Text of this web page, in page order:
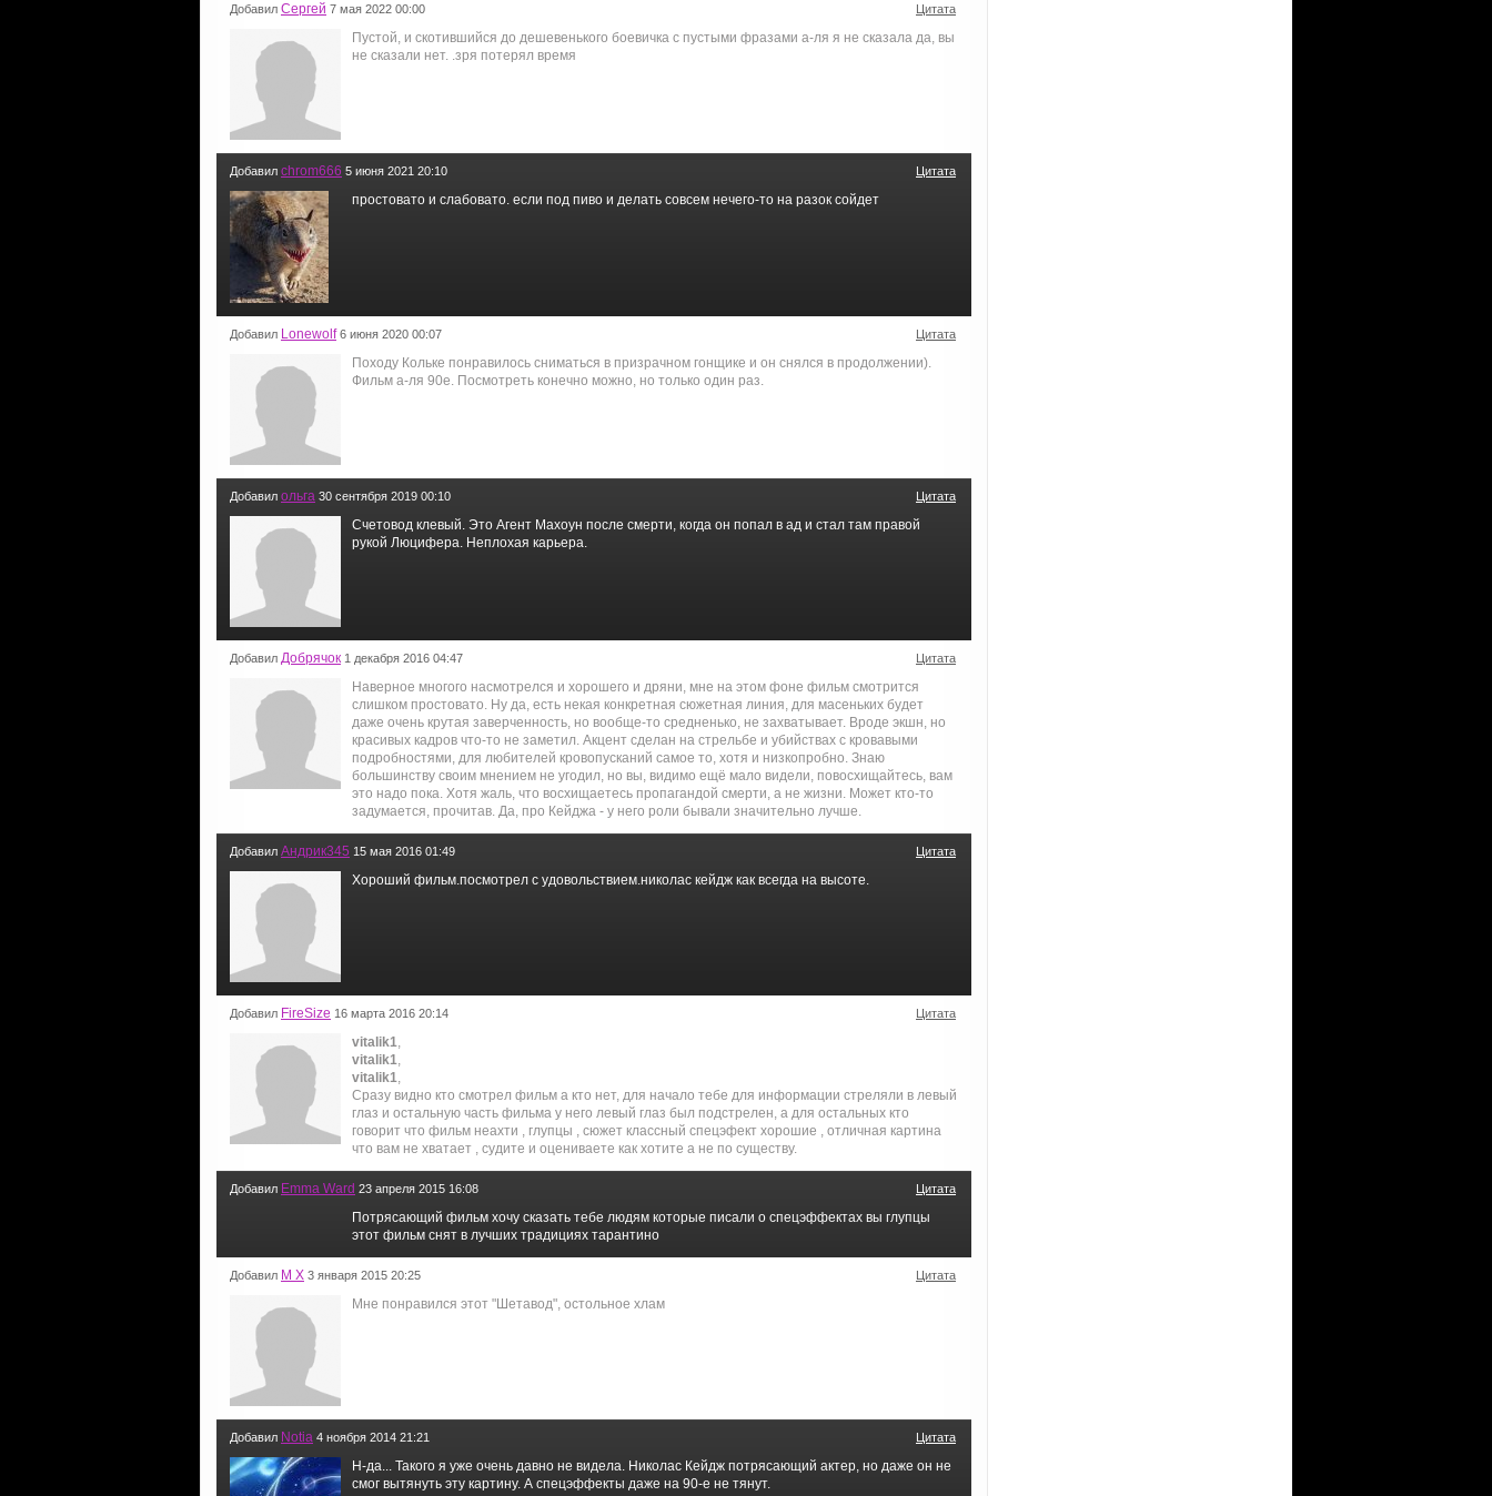
Добавил Сергей 7 мая 2022 00:00 Цитата
Пустой, и скотившийся до дешевенького боевичка с пустыми фразами а-ля я не сказала да, вы
не сказали нет. .зря потерял время
Добавил chrom666 5 июня 2021 20:10 Цитата
простовато и слабовато. если под пиво и делать совсем нечего-то на разок сойдет
Добавил Lonewolf6 июня 2020 00:07 Цитата
Походу Кольке понравилось сниматься в призрачном гонщике и он снялся в продолжении).
Фильм а-ля 90е. Посмотреть конечно можно, но только один раз.
Добавил ольга 30 сентября 2019 00:10 Цитата
Счетовод клевый. Это Агент Махоун после смерти, когда он попал в ад и стал там правой
рукой Люцифера. Неплохая карьера.
Добавил Добрячок 1 декабря 2016 04:47 Цитата
Наверное многого насмотрелся и хорошего и дряни, мне на этом фоне фильм смотрится
слишком простовато. Ну да, есть некая конкретная сюжетная линия, для масеньких будет
даже очень крутая заверченность, но вообще-то средненько, не захватывает. Вроде экшн, но
красивых кадров что-то не заметил. Акцент сделан на стрельбе и убийствах с кровавыми
подробностями, для любителей кровопусканий самое то, хотя и низкопробно. Знаю
большинству своим мнением не угодил, но вы, видимо ещё мало видели, повосхищайтесь, вам
это надо пока. Хотя жаль, что восхищаетесь пропагандой смерти, а не жизни. Может кто-то
задумается, прочитав. Да, про Кейджа - у него роли бывали значительно лучше.
Добавил Андрик345 15 мая 2016 01:49 Цитата
Хороший фильм.посмотрел с удовольствием.николас кейдж как всегда на высоте.
Добавил FireSize 16 марта 2016 20:14 Цитата
vitalik1,
vitalik1,
vitalik1,
Сразу видно кто смотрел фильм а кто нет, для начало тебе для информации стреляли в левый
глаз и остальную часть фильма у него левый глаз был подстрелен, а для остальных кто
говорит что фильм неахти , глупцы , сюжет классный спецэфект хорошие , отличная картина
что вам не хватает , судите и оцениваете как хотите а не по существу.
Добавил Emma Ward 23 апреля 2015 16:08 Цитата
Потрясающий фильм хочу сказать тебе людям которые писали о спецэффектах вы глупцы
этот фильм снят в лучших традициях тарантино
Добавил M X 3 января 2015 20:25 Цитата
Мне понравился этот "Шетавод", остольное хлам
Добавил Notia 4 ноября 2014 21:21 Цитата
Н-да... Такого я уже очень давно не видела. Николас Кейдж потрясающий актер, но даже он не
смог вытянуть эту картину. А спецэффекты даже на 90-е не тянут.